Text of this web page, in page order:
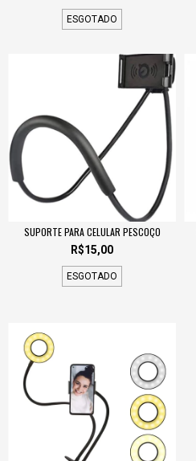
ESGOTADO
SUPORTE PARA CELULAR PESCOÇO
R$15,00
ESGOTADO